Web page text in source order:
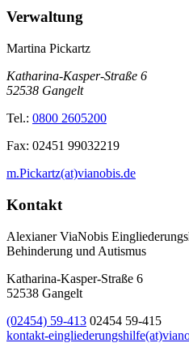
Verwaltung
Martina Pickartz
Katharina-Kasper-Straße 6
52538 Gangelt
Tel.: 0800 2605200
Fax: 02451 99032219
m.Pickartz(at)vianobis.de
Kontakt
Alexianer ViaNobis
Behinderung und Autismus
Katharina-Kasper-Straße 6
52538 Gangelt
(02454) 59-413 02454 59-415
kontakt-